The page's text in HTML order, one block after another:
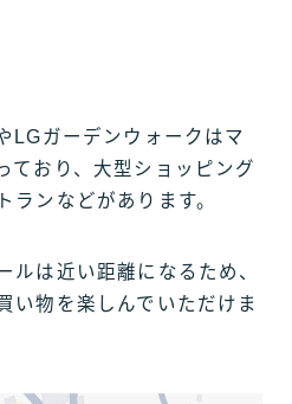
LGガーデンウォークはマ
ており、大型ショッピング
ランなどがあります。
ルは近い距離になるため、
い物を楽しんでいただけま